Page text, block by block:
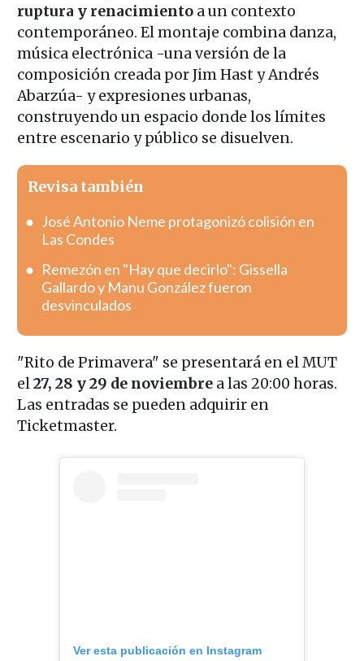
ruptura y renacimientoa un contexto
contemporáneo. El montaje combina danza,
música electrónica -una versión de la
composición creada por Jim Hast y Andrés
Abarzúa- y expresiones urbanas,
construyendo un espacio donde los límites
entre escenario y público se disuelven.
Revisa también
José Antonio Neme protagonizó colisión en
Las Condes
Remezón en "Hay que decirlo": Gissella
Gallardo y Manu González fueron
desvinculados
"Rito de Primavera" se presentará en el MUT
el27, 28 y 29 de noviembrea las 20:00 horas.
Las entradas se pueden adquirir en
Ticketmaster.
Ver esta publicación en Instagram